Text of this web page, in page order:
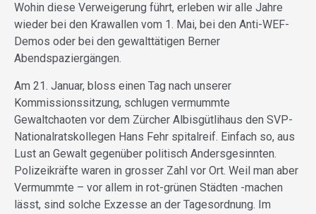
Wohin diese Verweigerung führt, erleben wir alle Jahre
wieder bei den Krawallen vom 1. Mai, bei den Anti-WEF-
Demos oder bei den gewalttätigen Berner
Abendspaziergängen.
Am 21. Januar, bloss einen Tag nach unserer
Kommissionssitzung, schlugen vermummte
Gewaltchaoten vor dem Zürcher Albisgütlihaus den SVP-
Nationalratskollegen Hans Fehr spitalreif. Einfach so, aus
Lust an Gewalt gegenüber politisch Andersgesinnten.
Polizeikräfte waren in grosser Zahl vor Ort. Weil man aber
Vermummte – vor allem in rot-grünen Städten -machen
lässt, sind solche Exzesse an der Tagesordnung. Im